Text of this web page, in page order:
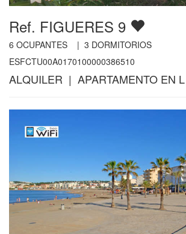
Ref. FIGUERES 9
6 OCUPANTES | 3 DORMITORIOS
ESFCTU00A0170100000386510
ALQUILER | APARTAMENTO EN